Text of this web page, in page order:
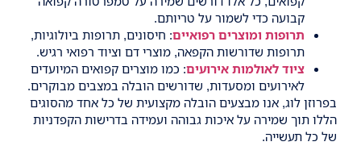
קבועה כדי לשמור על טריותם.
תרופות ומוצרים רפואיים: חיסונים, תרופות ביולוגיות,
תרופות שדורשות הקפאה, מוצרי דם וציוד רפואי רגיש.
ציוד לאולמות אירועים: כמו מוצרים קפואים המיועדים
לאירועים ומסעדות, שדורשים הובלה במצבים מבוקרים.
בפרוזן לוג, אנו מבצעים הובלה מקצועית של כל אחד מהסוגים
הללו תוך שמירה על איכות גבוהה ועמידה בדרישות הקפדניות
של כל תעשייה.